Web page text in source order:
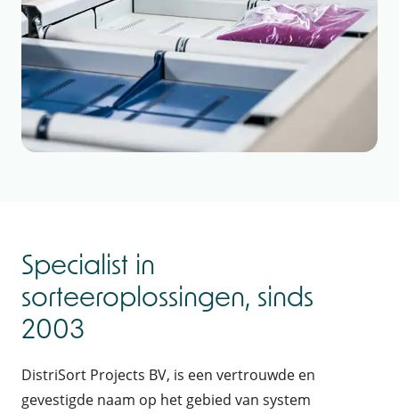
Specialist in
sorteeroplossingen, sinds
2003
DistriSort Projects BV, is een vertrouwde en
gevestigde naam op het gebied van system